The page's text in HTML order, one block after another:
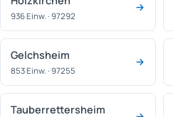
936 Einw. · 97292
Gelchsheim
853 Einw. · 97255
Tauberrettersheim